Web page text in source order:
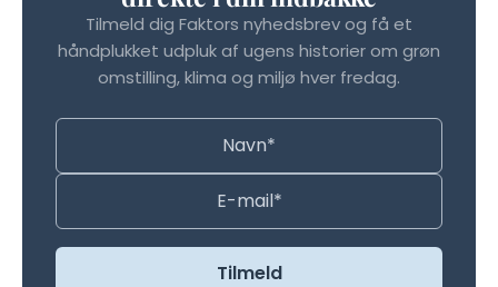
Tilmeld dig Faktors nyhedsbrev og få et
håndplukket udpluk af ugens historier om grøn
omstilling, klima og miljø hver fredag.